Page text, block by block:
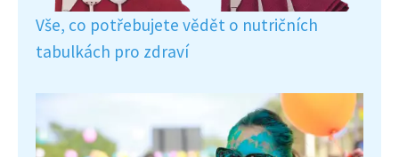
Vše, co potřebujete vědět o nutričních
tabulkách pro zdraví